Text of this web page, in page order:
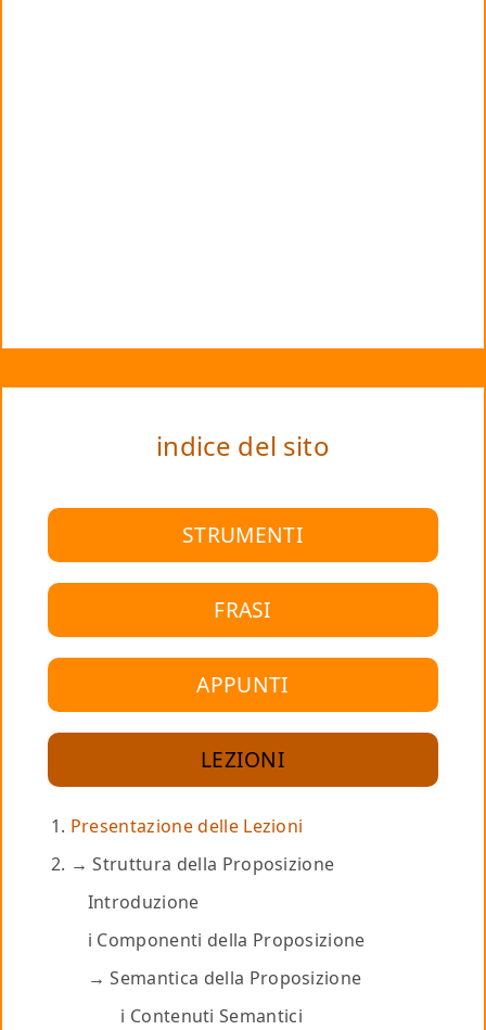
indice del sito
STRUMENTI
FRASI
APPUNTI
LEZIONI
Presentazione delle Lezioni
Struttura della Proposizione
Introduzione
i Componenti della Proposizione
Semantica della Proposizione
i Contenuti Semantici